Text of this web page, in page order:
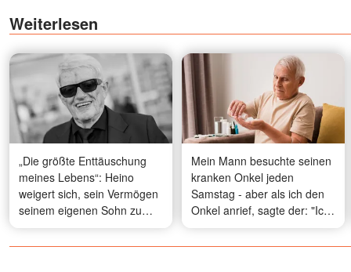
Weiterlesen
„Die größte Enttäuschung
meines Lebens“: Heino
weigert sich, sein Vermögen
seinem eigenen Sohn zu
hinterlassen – wer wird
stattdessen das Erbe
Mein Mann besuchte seinen
kranken Onkel jeden
Samstag - aber als ich den
Onkel anrief, sagte der: "Ich
habe ihn seit sechs Monaten
nicht mehr gesehen!"